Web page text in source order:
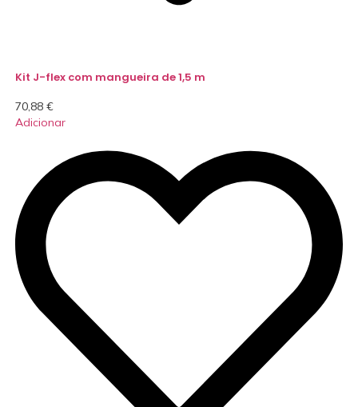
Kit J-flex com mangueira de 1,5 m
70,88 €
Adicionar